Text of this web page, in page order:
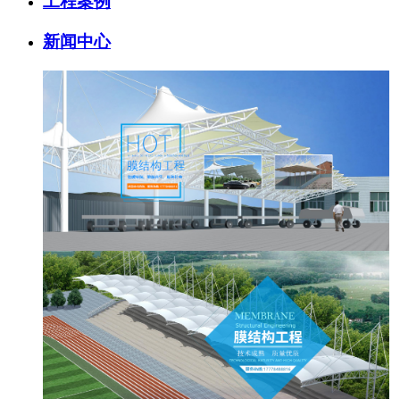
新闻中心